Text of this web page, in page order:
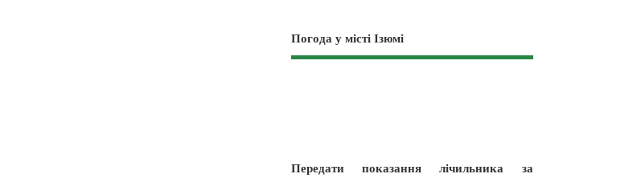
Погода у місті Ізюмі
Передати показання лічильника за